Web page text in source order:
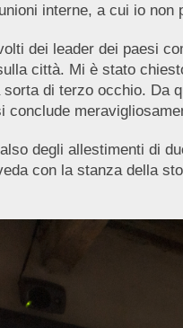
interne, a cui io
dei leader dei paesi
città. Mi è stato
di terzo occhio. Da
degli allestimenti di
con la stanza della